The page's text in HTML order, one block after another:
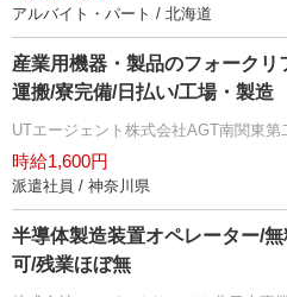
アルバイト・パート / 北海道
産業用機器・製品のフォークリ
運搬/寮完備/日払い/工場・製造
UTエージェント株式会社AGT南関東第
時給1,600円
派遣社員 / 神奈川県
半導体製造装置オペレーター/
可/残業ほぼ無